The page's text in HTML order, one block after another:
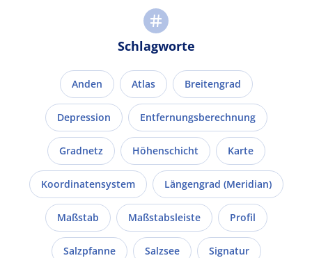
Schlagworte
Anden Atlas Breitengrad
Depression Entfernungsberechnung
Gradnetz Höhenschicht Karte
Koordinatensystem Längengrad (Meridian)
Maßstab Maßstabsleiste Profil
Salzpfanne Salzsee Signatur